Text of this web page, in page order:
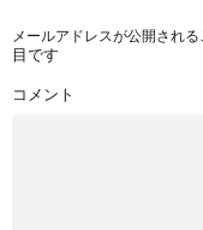
メールアドレスが公開される
目です
コメント